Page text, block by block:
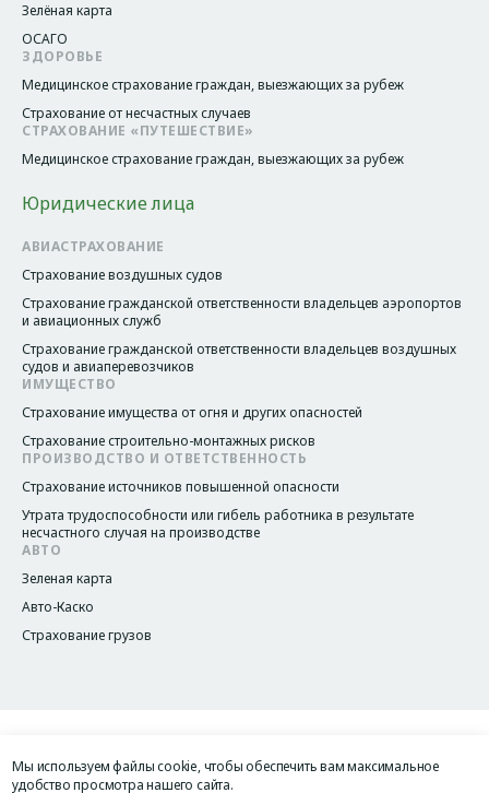
Зелёная карта
ОСАГО
ЗДОРОВЬЕ
Медицинское страхование граждан, выезжающих за рубеж
Страхование от несчастных случаев
СТРАХОВАНИЕ «ПУТЕШЕСТВИЕ»
Медицинское страхование граждан, выезжающих за рубеж
Юридические лица
АВИАСТРАХОВАНИЕ
Страхование воздушных судов
Страхование гражданской ответственности владельцев аэропортов
и авиационных служб
Страхование гражданской ответственности владельцев воздушных
судов и авиаперевозчиков
ИМУЩЕСТВО
Страхование имущества от огня и других опасностей
Страхование строительно-монтажных рисков
ПРОИЗВОДСТВО И ОТВЕТСТВЕННОСТЬ
Страхование источников повышенной опасности
Утрата трудоспособности или гибель работника в результате
несчастного случая на производстве
АВТО
Зеленая карта
Авто-Каско
Страхование грузов
Legacy menu
Политика конфиденциальности
Мы используем файлы cookie, чтобы обеспечить вам максимальное
удобство просмотра нашего сайта.